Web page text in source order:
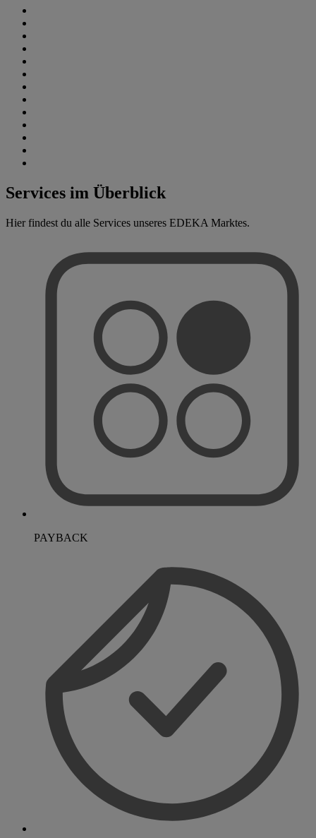
Services im Überblick
Hier findest du alle Services unseres EDEKA Marktes.
PAYBACK